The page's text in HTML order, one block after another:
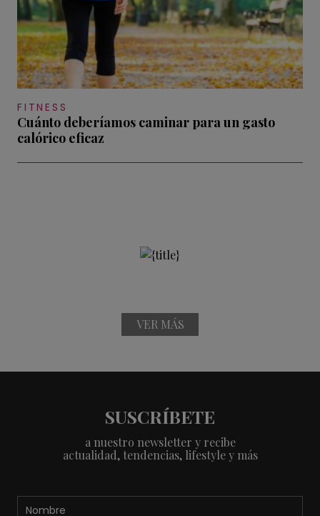
FITNESS
Cuánto deberíamos caminar para un gasto
calórico eficaz
VER MÁS
SUSCRÍBETE
a nuestro newsletter y recibe
actualidad, tendencias, lifestyle y más